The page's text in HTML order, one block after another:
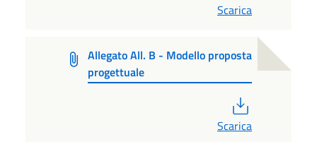
Scarica
Allegato All. B - Modello proposta
progettuale
Scarica